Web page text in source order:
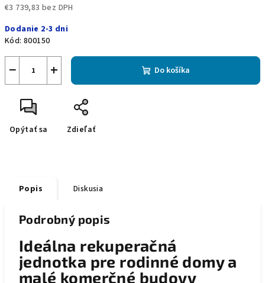
€3 739,83 bez DPH
cena:
Dodanie 2-3 dni
Kód: 800150
+
− Do košíka
Opýtať sa Zdieľať
Popis Diskusia
Podrobný popis
Ideálna rekuperačná
jednotka pre rodinné domy a
malé komerčné budovy